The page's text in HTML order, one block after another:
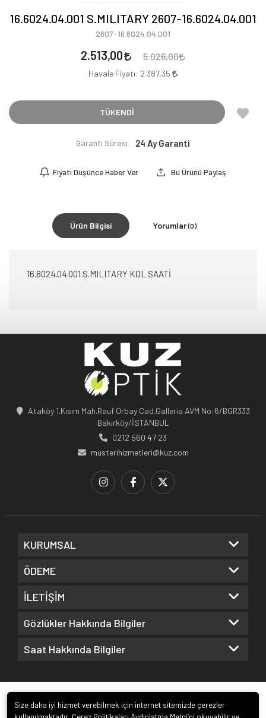
16.6024.04.001 S.MILITARY 2607-16.6024.04.001
2607-16.6024.04.001
2.513,00 5.026,00
Havale Fiyatı: 2.387,35
TÜKENDİ
Garanti Süresi: 24 Ay Garanti
Fiyatı Düşünce Haber Ver Bu Ürünü Paylaş
Ürün Bilgisi Yorumlar(0)
16.6024.04.001 S.MILITARY KOL SAATİ
Ataköy 1.Kısım Mah.Rauf Orbay Cad.Galleria AVM No:6/BGR333
Bakırköy/İSTANBUL
0212 560 47 23
musterihizmetleri@kuz.com
KURUMSAL
ÖDEME
İLETİŞİM
Gözlükler Hakkında Bilgiler
Saat Hakkında Bilgiler
Size daha iyi hizmet verebilmek için internet sitemizde çerezler